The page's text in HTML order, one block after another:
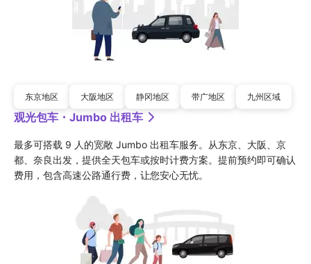
东京地区 大阪地区 静冈地区 带广地区 九州区域
观光包车・Jumbo 出租车
最多可搭载 9 人的宽敞 Jumbo 出租车服务。从东京、大阪、京
都、奈良出发，提供全天包车或按时计费方案。提前预约即可确认
费用，包含高速公路通行费，让您安心无忧。